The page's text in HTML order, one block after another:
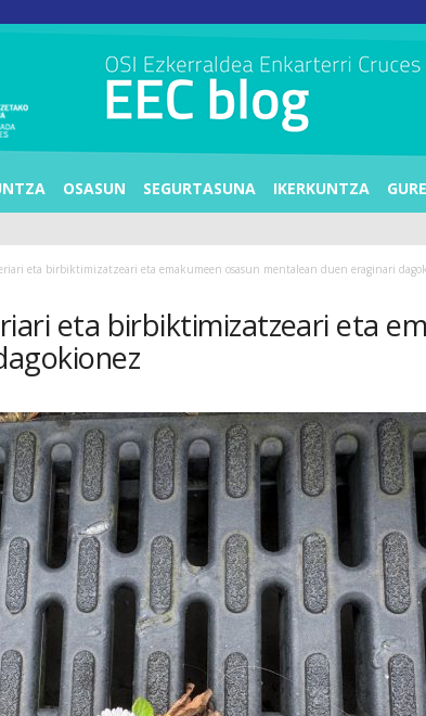
OSASUN SEGURTASUNA IKERKUNTZA
eta birbiktimizatzeari eta emakumeen osasun mentalean duen eraginari
eta birbiktimizatzeari eta